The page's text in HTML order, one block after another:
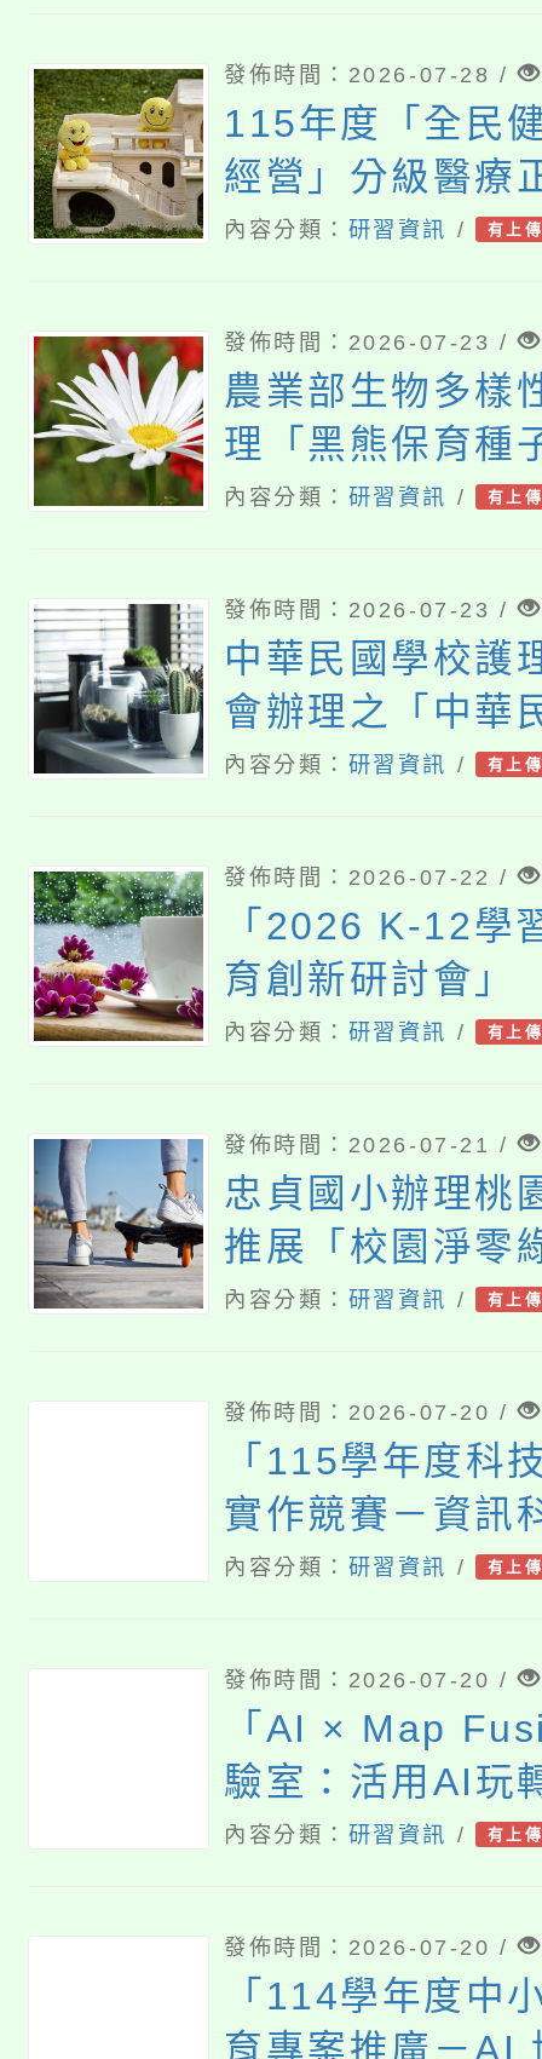
發佈時間：2026-07-28 /
115年度「全民
經營」分級醫療
養導向沉浸式體
內容分類： 研習資訊 / 有上
發佈時間：2026-07-23 /
農業部生物多樣
理「黑熊保育種
研習」
內容分類： 研習資訊 / 有上
發佈時間：2026-07-23 /
中華民國學校護
會辦理之「中華
理人員協進會第
學術研討會」
內容分類： 研習資訊 / 有上
發佈時間：2026-07-22 /
「2026 K-12學
育創新研討會」
內容分類： 研習資訊 / 有上
發佈時間：2026-07-21 /
忠貞國小辦理桃
推展「校園淨零
案徵選暨獎勵計
內容分類： 研習資訊 / 有上
發佈時間：2026-07-20 /
「115學年度科
實作競賽－資訊
明會
內容分類： 研習資訊 / 有上
發佈時間：2026-07-20 /
「AI × Map
驗室：活用AI玩
教學研習會」
內容分類： 研習資訊 / 有上
發佈時間：2026-07-20 /
「114學年度中
育專案推廣－AI